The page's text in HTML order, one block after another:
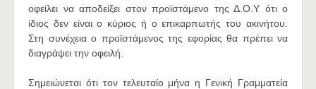
οφείλει να αποδείξει στον προϊστάμενο της Δ.Ο.Υ ότι ο
ίδιος δεν είναι ο κύριος ή ο επικαρπωτής του ακινήτου.
Στη συνέχεια ο προϊστάμενος της εφορίας θα πρέπει να
διαγράψει την οφειλή.
Σημειώνεται ότι τον τελευταίο μήνα η Γενική Γραμματεία